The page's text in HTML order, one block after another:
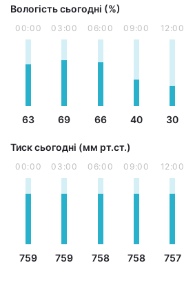
Вологість сьогодні (%)
00:00
63
03:00
69
06:00
66
09:00
40
12:00
30
Тиск сьогодні (мм рт.ст.)
00:00
759
03:00
759
06:00
758
09:00
758
12:00
757